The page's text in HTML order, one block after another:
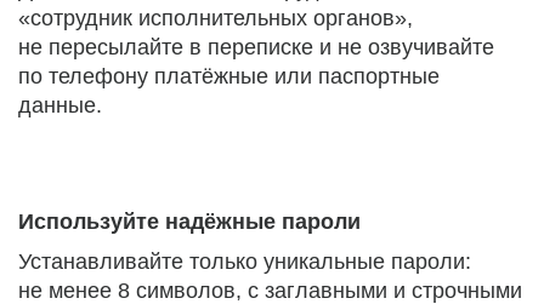
«сотрудник исполнительных органов»,
не пересылайте в переписке и не озвучивайте
по телефону платёжные или паспортные
данные.
Используйте надёжные пароли
Устанавливайте только уникальные пароли:
не менее 8 символов, с заглавными и строчными